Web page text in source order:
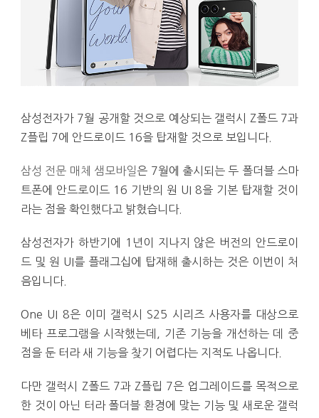
삼성전자가 7월 공개할 것으로 예상되는 갤럭시 Z폴드 7과
Z플립 7에 안드로이드 16을 탑재할 것으로 보입니다.
삼성 전문 매체 샘모바일은 7월에 출시되는 두 폴더블 스마
트폰에 안드로이드 16 기반의 원 UI 8을 기본 탑재할 것이
라는 점을 확인했다고 밝혔습니다.
삼성전자가 하반기에 1년이 지나지 않은 버전의 안드로이
드 및 원 UI를 플래그십에 탑재해 출시하는 것은 이번이 처
음입니다.
One UI 8은 이미 갤럭시 S25 시리즈 사용자를 대상으로
베타 프로그램을 시작했는데, 기존 기능을 개선하는 데 중
점을 둔 터라 새 기능을 찾기 어렵다는 지적도 나옵니다.
다만 갤럭시 Z폴드 7과 Z플립 7은 업그레이드를 목적으로
한 것이 아닌 터라 폴더블 환경에 맞는 기능 및 새로운 갤럭